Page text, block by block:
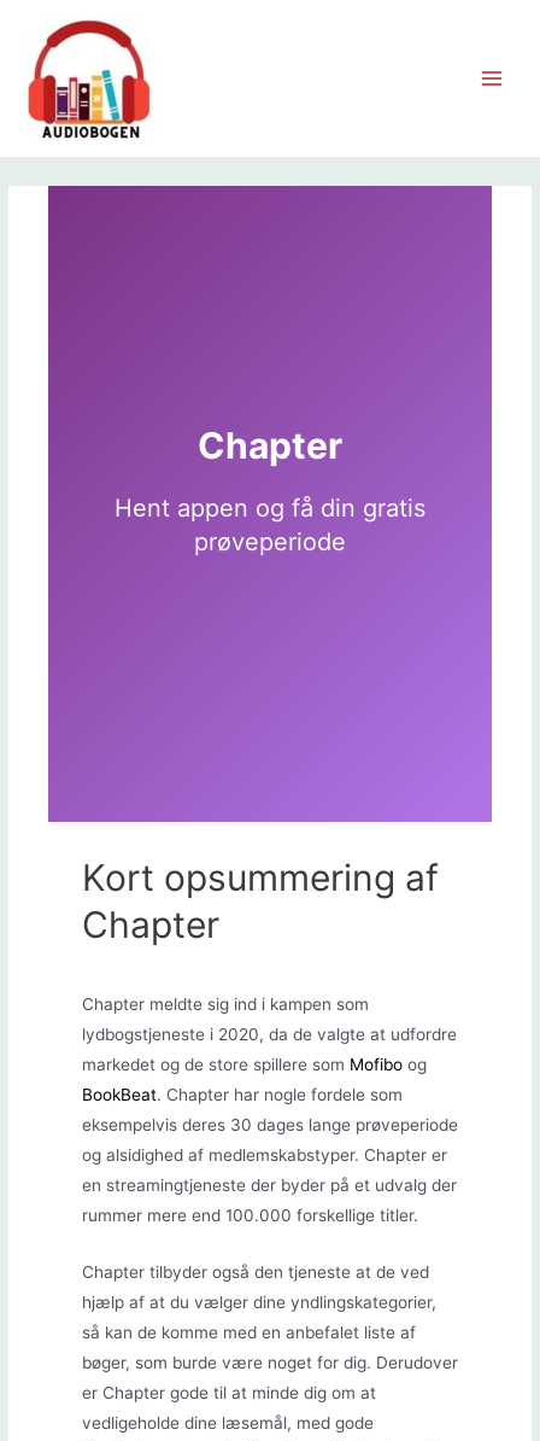
indholdet
Chapter
Hent appen og få din gratis
prøveperiode
Kort opsummering af
Chapter
Chapter meldte sig ind i kampen som
lydbogstjeneste i 2020, da de valgte at udfordre
markedet og de store spillere som Mofibo og
BookBeat. Chapter har nogle fordele som
eksempelvis deres 30 dages lange prøveperiode
og alsidighed af medlemskabstyper. Chapter er
en streamingtjeneste der byder på et udvalg der
rummer mere end 100.000 forskellige titler.
Chapter tilbyder også den tjeneste at de ved
hjælp af at du vælger dine yndlingskategorier,
så kan de komme med en anbefalet liste af
bøger, som burde være noget for dig. Derudover
er Chapter gode til at minde dig om at
vedligeholde dine læsemål, med gode